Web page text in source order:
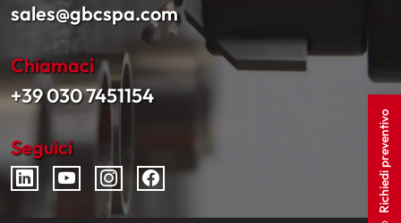
Richiedi preventivo
sales@gbcspa.com
Chiamaci
+39 030 7451154
Seguici